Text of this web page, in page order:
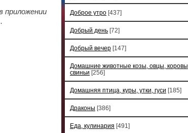
приложении
Доброе утро [437]
Добрый день [72]
Добрый вечер [147]
Домашние животные козы, овцы, коровы,
свиньи [256]
Домашняя птица, куры, утки, гуси [185]
Драконы [386]
Еда, кулинария [491]